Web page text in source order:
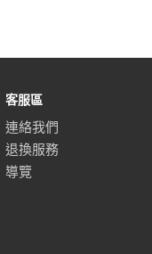
客服區
連絡我們
退換服務
導覽